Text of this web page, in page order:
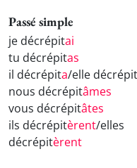
Passé simple
je décrépitai
tu décrépitas
il décrépita/elle décrépit
nous décrépitâmes
vous décrépitâtes
ils décrépitèrent/elles
décrépitèrent